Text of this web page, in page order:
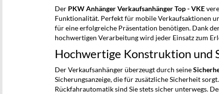
Der PKW Anhänger Verkaufsanhänger Top - VKE
Funktionalität. Perfekt für mobile Verkaufsaktionen
für eine erfolgreiche Präsentation benötigen. Dank
hochwertigen Verarbeitung wird jeder Einsatz zum
Hochwertige Konstruktion und
Der Verkaufsanhänger überzeugt durch seine
Sicherungsanzeige, die für zusätzliche Sicherheit
Rückfahrautomatik sind Sie stets sicher unterwegs.